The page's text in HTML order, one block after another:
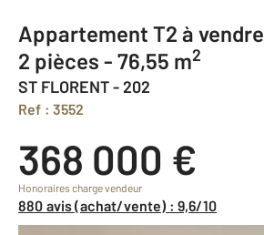
Appartement T2 à vendre
2 pièces - 76,55 m2
ST FLORENT - 202
Ref : 3552
368 000 €
Honoraires charge vendeur
880 avis (achat/vente) : 9,6/10